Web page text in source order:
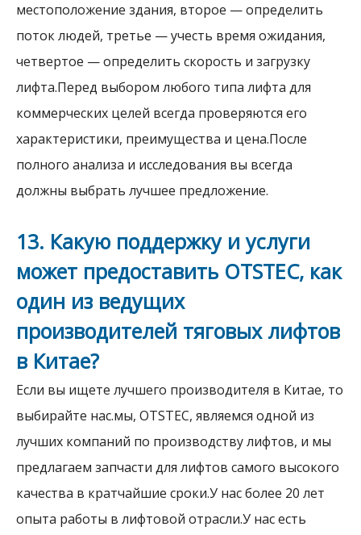
местоположение здания, второе — определить
поток людей, третье — учесть время ожидания,
четвертое — определить скорость и загрузку
лифта.Перед выбором любого типа лифта для
коммерческих целей всегда проверяются его
характеристики, преимущества и цена.После
полного анализа и исследования вы всегда
должны выбрать лучшее предложение.
13. Какую поддержку и услуги
может предоставить OTSTEC, как
один из ведущих
производителей тяговых лифтов
в Китае?
Если вы ищете лучшего производителя в Китае, то
выбирайте нас.мы, OTSTEC, являемся одной из
лучших компаний по производству лифтов, и мы
предлагаем запчасти для лифтов самого высокого
качества в кратчайшие сроки.У нас более 20 лет
опыта работы в лифтовой отрасли.У нас есть